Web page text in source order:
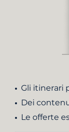
Gli itinerari
Dei
Le offerte